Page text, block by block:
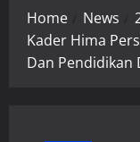
Home News
Kader Hima
Dan Pendidikan